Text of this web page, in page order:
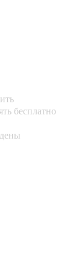
бесплатно